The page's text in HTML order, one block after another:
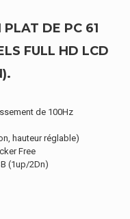
DE PC 61
FULL HD LCD
de 100Hz
hauteur réglable)
Free
(1up/2Dn)